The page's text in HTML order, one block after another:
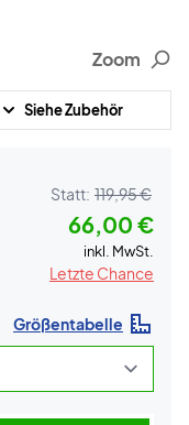
Zoom
Siehe Zubehör
Statt: 119,95 €
66,00 €
inkl. MwSt.
Letzte Chance
Größentabelle